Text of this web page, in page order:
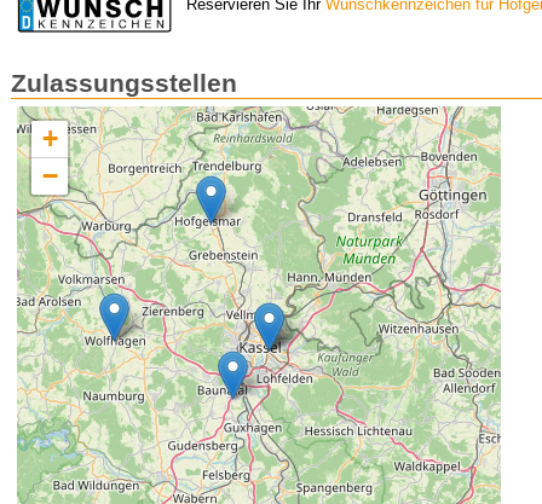
Reservieren Sie Ihr Wunschkennzeichen für
Zulassungsstellen
+
−